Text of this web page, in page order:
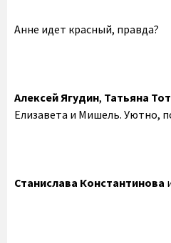
Анне идет красный, правда?
Алексей Ягудин, Татьяна
Елизавета и Мишель. Уютно,
Станислава Константинова